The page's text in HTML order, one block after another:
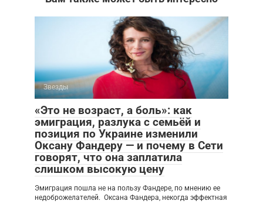
Звезды
«Это не возраст, а боль»: как
эмиграция, разлука с семьёй и
позиция по Украине изменили
Оксану Фандеру — и почему в Сети
говорят, что она заплатила
слишком высокую цену
Эмиграция пошла не на пользу Фандере, по мнению ее
недоброжелателей. Оксана Фандера, некогда эффектная